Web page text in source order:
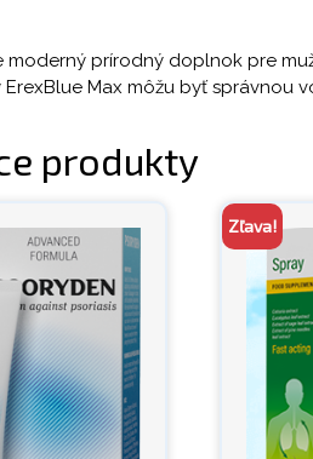
moderný prírodný doplnok pre
ErexBlue Max môžu byť
produkty
Zľava!